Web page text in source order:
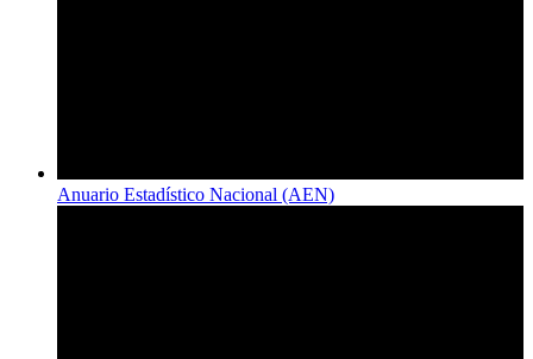
Anuario Estadístico Nacional (AEN)​